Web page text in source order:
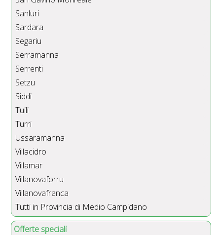
Sanluri
Sardara
Segariu
Serramanna
Serrenti
Setzu
Siddi
Tuili
Turri
Ussaramanna
Villacidro
Villamar
Villanovaforru
Villanovafranca
Tutti in Provincia di Medio Campidano
Offerte speciali